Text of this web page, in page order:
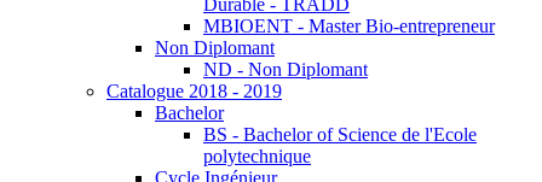
Durable - TRADD
MBIOENT - Master Bio-entrepreneur
Non Diplomant
ND - Non Diplomant
Catalogue 2018 - 2019
Bachelor
BS - Bachelor of Science de l'Ecole
polytechnique
Cycle Ingénieur